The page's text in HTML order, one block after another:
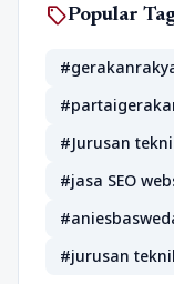
sellPopular
#Jurusan
#jasa SEO
#jurusan